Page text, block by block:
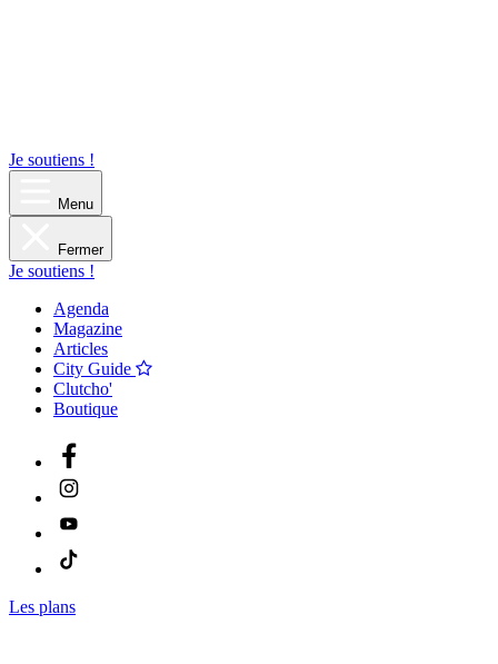
Je soutiens !
Menu
Fermer
Je soutiens !
Agenda
Magazine
Articles
City Guide
Clutcho'
Boutique
Les plans